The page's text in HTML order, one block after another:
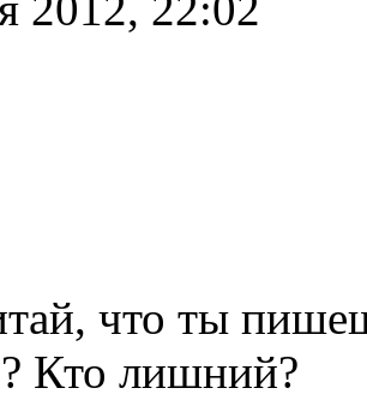
что ты
Кто лишний?